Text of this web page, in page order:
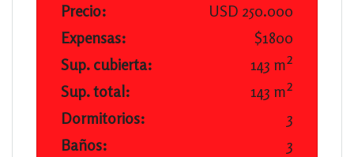
Precio:
USD 250.000
Expensas:
$1800
Sup. cubierta:
143 m²
Sup. total:
143 m²
Dormitorios:
3
Baños:
3